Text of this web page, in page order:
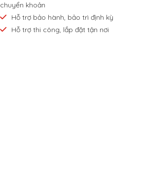
chuyển khoản
Hỗ trợ bảo hành, bảo trì định kỳ
Hỗ trợ thi công, lắp đặt tận nơi